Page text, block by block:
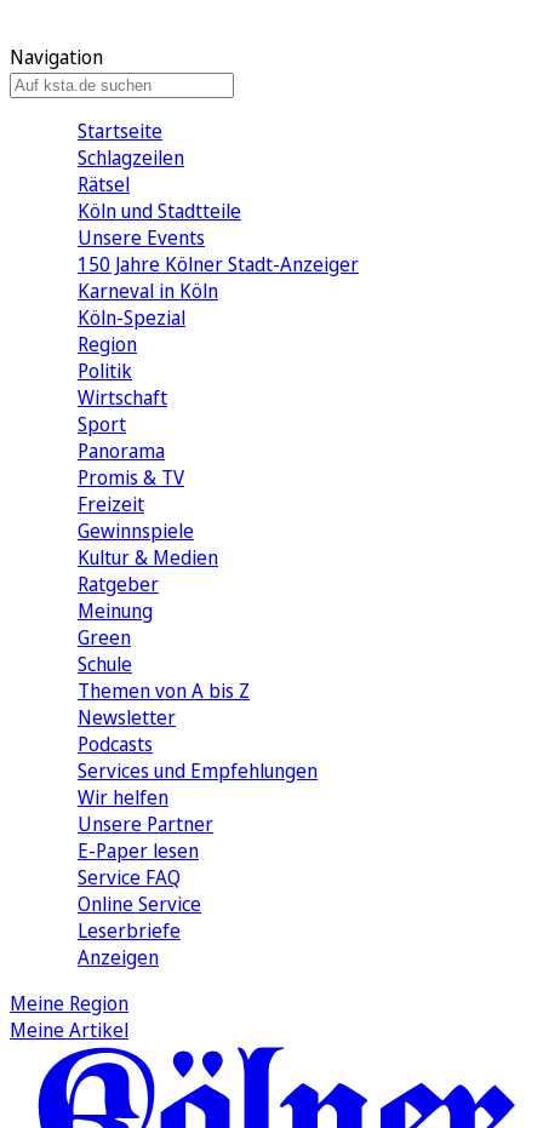
Navigation
Startseite
Schlagzeilen
Rätsel
Köln und Stadtteile
Unsere Events
150 Jahre Kölner Stadt-Anzeiger
Karneval in Köln
Köln-Spezial
Region
Politik
Wirtschaft
Sport
Panorama
Promis & TV
Freizeit
Gewinnspiele
Kultur & Medien
Ratgeber
Meinung
Green
Schule
Themen von A bis Z
Newsletter
Podcasts
Services und Empfehlungen
Wir helfen
Unsere Partner
E-Paper lesen
Service FAQ
Online Service
Leserbriefe
Anzeigen
Meine Region
Meine Artikel